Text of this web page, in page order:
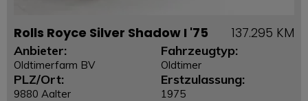
Rolls Royce Silver Shadow I '75 137.295 KM
Anbieter:
Oldtimerfarm BV
PLZ/Ort:
9880 Aalter
Fahrzeugtyp:
Oldtimer
Erstzulassung:
1975